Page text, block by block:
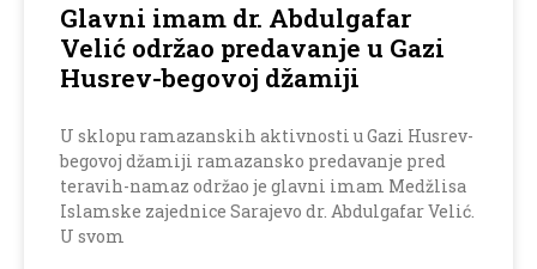
Glavni imam dr. Abdulgafar
Velić održao predavanje u Gazi
Husrev-begovoj džamiji
U sklopu ramazanskih aktivnosti u Gazi Husrev-
begovoj džamiji ramazansko predavanje pred
teravih-namaz održao je glavni imam Medžlisa
Islamske zajednice Sarajevo dr. Abdulgafar Velić.
U svom